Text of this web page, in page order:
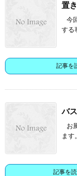
置
今
する
記事を
バ
お
ます
記事を